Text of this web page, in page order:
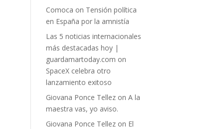
Comoca on Tensión política
en España por la amnistía
Las 5 noticias internacionales
más destacadas hoy |
guardamartoday.com on
SpaceX celebra otro
lanzamiento exitoso
Giovana Ponce Tellez onA la
maestra vas, yo aviso.
Giovana Ponce Tellez on El